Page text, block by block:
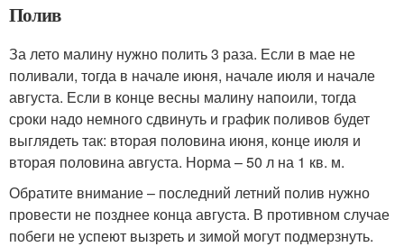
Полив
За лето малину нужно полить 3 раза. Если в мае не
поливали, тогда в начале июня, начале июля и начале
августа. Если в конце весны малину напоили, тогда
сроки надо немного сдвинуть и график поливов будет
выглядеть так: вторая половина июня, конце июля и
вторая половина августа. Норма – 50 л на 1 кв. м.
Обратите внимание – последний летний полив нужно
провести не позднее конца августа. В противном случае
побеги не успеют вызреть и зимой могут подмерзнуть.